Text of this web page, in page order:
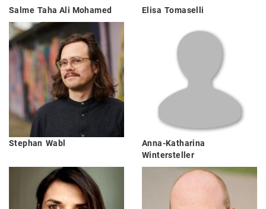
Salme Taha Ali Mohamed Elisa Tomaselli
Stephan Wabl
Anna-Katharina
Wintersteller